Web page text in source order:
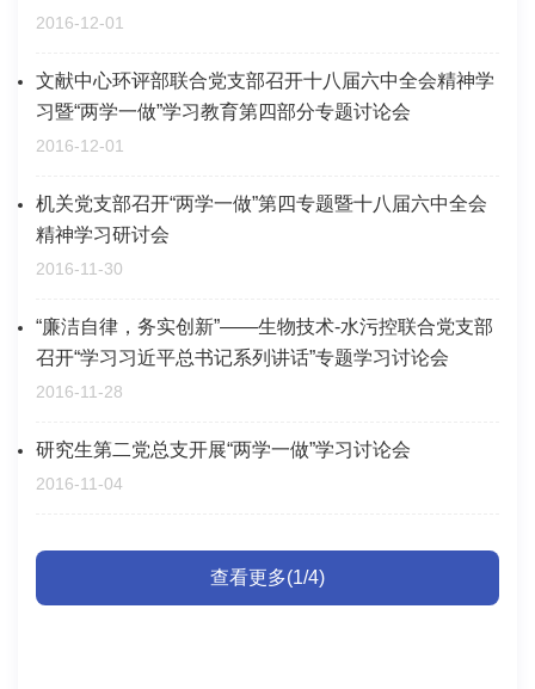
2016-12-01
文献中心环评部联合党支部召开十八届六中全会精神学
习暨“两学一做”学习教育第四部分专题讨论会
2016-12-01
机关党支部召开“两学一做”第四专题暨十八届六中全会
精神学习研讨会
2016-11-30
“廉洁自律，务实创新”——生物技术-水污控联合党支部
召开“学习习近平总书记系列讲话”专题学习讨论会
2016-11-28
研究生第二党总支开展“两学一做”学习讨论会
2016-11-04
查看更多(1/4)